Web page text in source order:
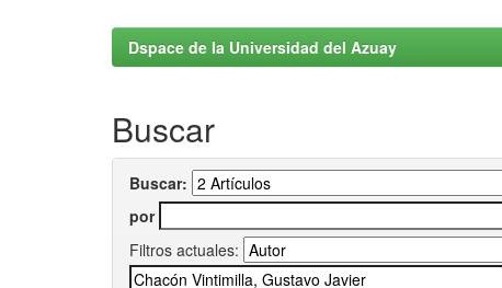
Dspace de la Universidad del Azuay
Buscar
Buscar:
por
Filtros actuales: